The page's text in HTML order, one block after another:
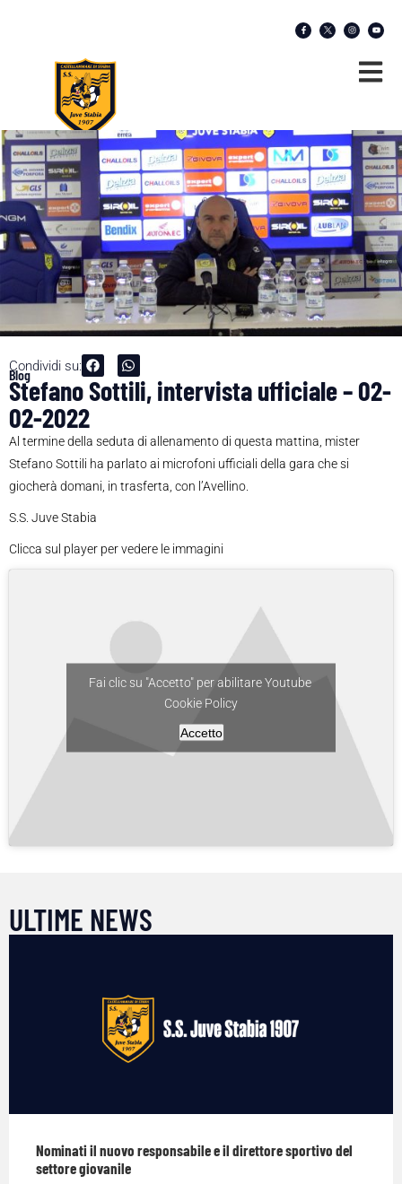
Condividi su:
Blog
Stefano Sottili, intervista ufficiale – 02-
02-2022
Al termine della seduta di allenamento di questa mattina, mister
Stefano Sottili ha parlato ai microfoni ufficiali della gara che si
giocherà domani, in trasferta, con l’Avellino.
S.S. Juve Stabia
Clicca sul player per vedere le immagini
Fai clic su "Accetto" per abilitare Youtube
Cookie Policy
Accetto
ULTIME NEWS
Nominati il nuovo responsabile e il direttore sportivo del
settore giovanile